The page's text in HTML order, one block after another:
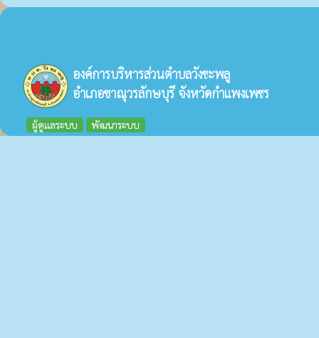
องค์การบริหารส่วนตำบลวังชะพลู
อำเภอขาณุวรลักษบุรี จังหวัดกำแพงเพชร
ผู้ดูแลระบบ พัฒนาระบบ